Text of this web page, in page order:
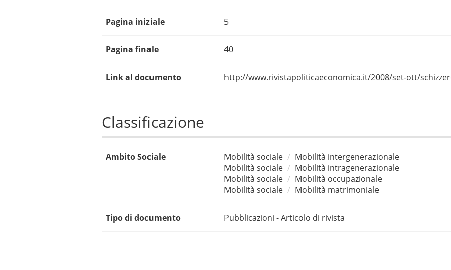
Pagina iniziale 5
Pagina finale 40
Link al documento http://www.rivistapoliticaeconomica.it/2008/set-ott/
Classificazione
Ambito Sociale Mobilità sociale
Mobilità intergenerazionale
Mobilità sociale
Mobilità intragenerazionale
Mobilità sociale
Mobilità occupazionale
Mobilità sociale
Mobilità matrimoniale
Tipo di documento Pubblicazioni - Articolo di rivista